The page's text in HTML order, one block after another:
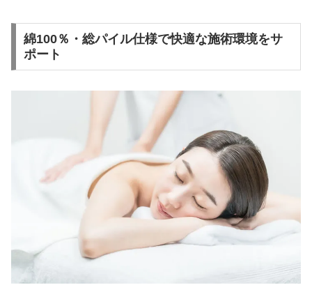
綿100％・総パイル仕様で快適な施術環境をサ
ポート